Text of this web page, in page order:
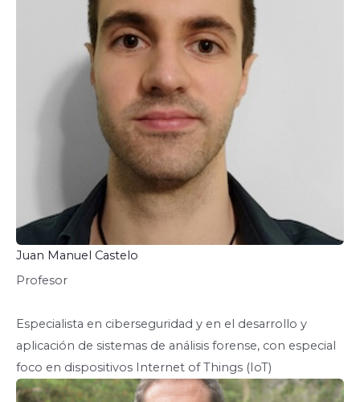
Juan Manuel Castelo
Profesor
Especialista en ciberseguridad y en el desarrollo y
aplicación de sistemas de análisis forense, con especial
foco en dispositivos Internet of Things (IoT)